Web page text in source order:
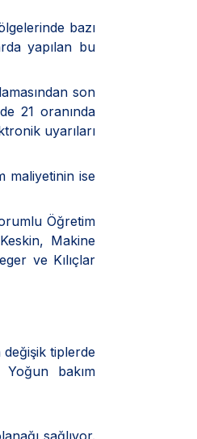
bazı
yapılan bu
son
21 oranında
uyarıları
maliyetinin ise
Öğretim
Makine
ve Kılıçlar
tiplerde
bakım
sağlıyor.